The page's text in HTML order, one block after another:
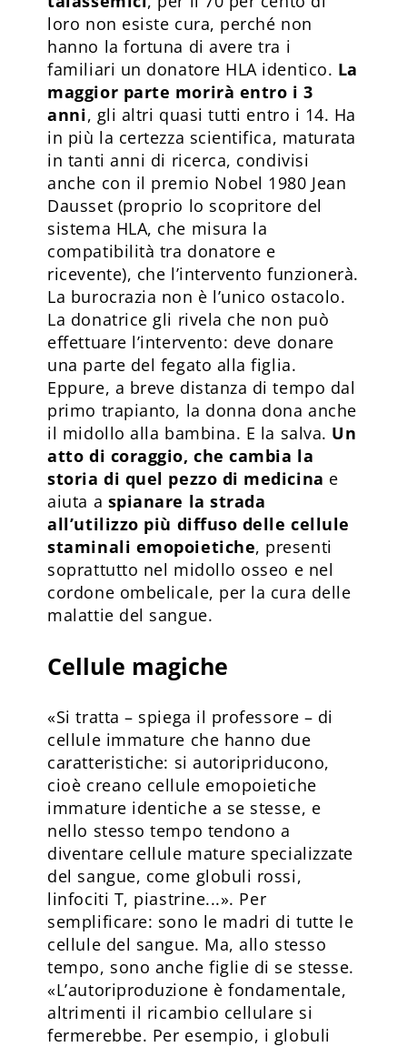
loro non esiste cura, perché non
hanno la fortuna di avere tra i
familiari un donatore HLA identico. La
maggior parte morirà entro i 3
anni, gli altri quasi tutti entro i 14. Ha
in più la certezza scientifica, maturata
in tanti anni di ricerca, condivisi
anche con il premio Nobel 1980 Jean
Dausset (proprio lo scopritore del
sistema HLA, che misura la
compatibilità tra donatore e
ricevente), che l’intervento funzionerà.
La burocrazia non è l’unico ostacolo.
La donatrice gli rivela che non può
effettuare l’intervento: deve donare
una parte del fegato alla figlia.
Eppure, a breve distanza di tempo dal
primo trapianto, la donna dona anche
il midollo alla bambina. E la salva. Un
atto di coraggio, che cambia la
storia di quel pezzo di medicina e
aiuta a spianare la strada
all’utilizzo più diffuso delle cellule
staminali emopoietiche, presenti
soprattutto nel midollo osseo e nel
cordone ombelicale, per la cura delle
malattie del sangue.
Cellule magiche
«Si tratta – spiega il professore – di
cellule immature che hanno due
caratteristiche: si autoripriducono,
cioè creano cellule emopoietiche
immature identiche a se stesse, e
nello stesso tempo tendono a
diventare cellule mature specializzate
del sangue, come globuli rossi,
linfociti T, piastrine...». Per
semplificare: sono le madri di tutte le
cellule del sangue. Ma, allo stesso
tempo, sono anche figlie di se stesse.
«L’autoriproduzione è fondamentale,
altrimenti il ricambio cellulare si
fermerebbe. Per esempio, i globuli